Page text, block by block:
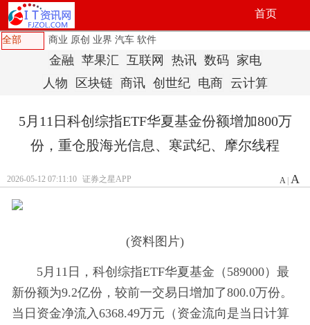
首页
全部 商业 原创 业界 汽车 软件
金融 苹果汇 互联网 热讯 数码
家电
人物
区块链 商讯 创世纪 电商 云计算
5月11日科创综指ETF华夏基金份额增加800万
份，重仓股海光信息、寒武纪、摩尔线程
2026-05-12 07:11:10 证券之星APP A| A
(资料图片)
5月11日，科创综指ETF华夏基金（589000）最
新份额为9.2亿份，较前一交易日增加了800.0万份。
当日资金净流入6368.49万元（资金流向是当日计算